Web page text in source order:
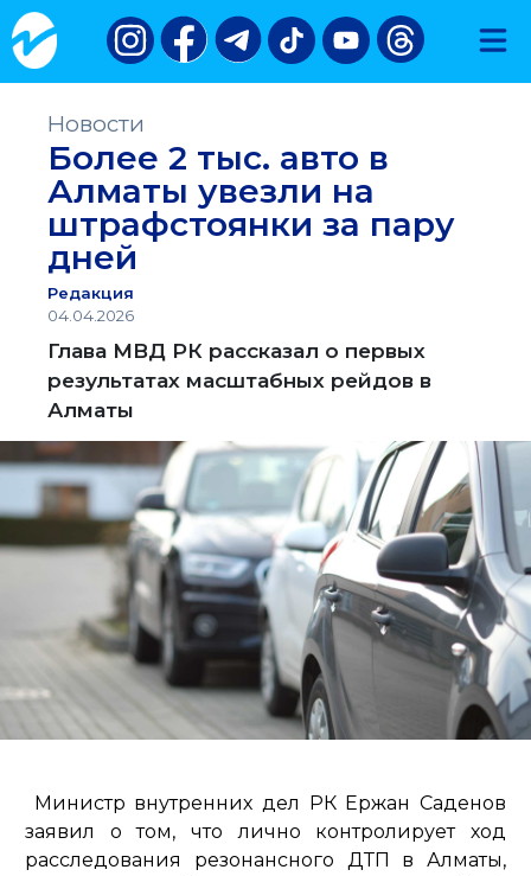
Новости
Более 2 тыс. авто в
Алматы увезли на
штрафстоянки за пару
дней
Редакция
04.04.2026
Глава МВД РК рассказал о первых
результатах масштабных рейдов в
Алматы
Министр внутренних дел РК Ержан Саденов
заявил о том, что лично контролирует ход
расследования резонансного ДТП в Алматы,